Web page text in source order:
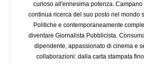
curioso all'ennesima potenza.
continua ricerca del suo posto nel mondo
Politiche e contemporaneamente
diventare Giornalista Pubblicista.
dipendente, appassionato di cinema e
collaborazioni: dalla carta stampata